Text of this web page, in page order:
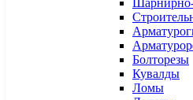
Болторезы
Кувалды
Ломы